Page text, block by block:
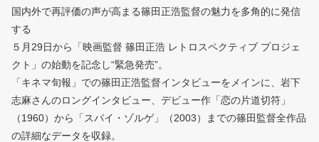
国内外で再評価の声が高まる篠田正浩監督の魅力を多角的に発信
する
５月29日から「映画監督 篠田正浩 レトロスペクティブ プロジェ
クト」の始動を記念し“緊急発売”。
「キネマ旬報」での篠田正浩監督インタビューをメインに、岩下
志麻さんのロングインタビュー、デビュー作「恋の片道切符」
（1960）から「スパイ・ゾルゲ」（2003）までの篠田監督全作品
の詳細なデータを収録。